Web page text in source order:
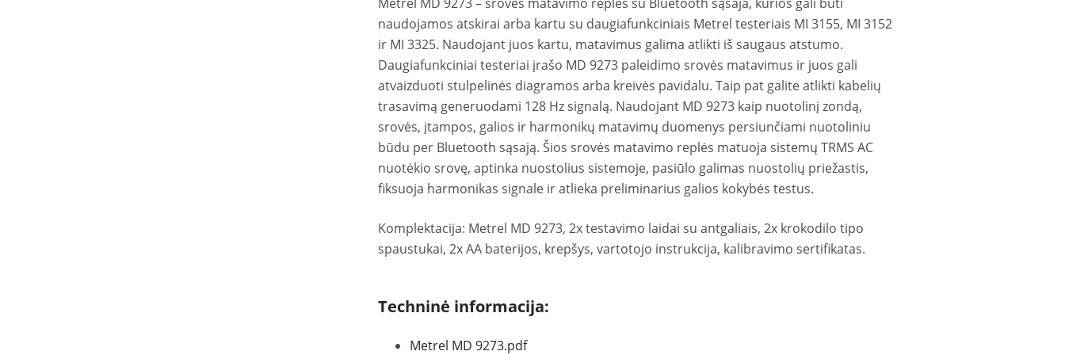
naudojamos atskirai arba kartu su daugiafunkciniais Metrel testeriais MI 3155, MI 3152
ir MI 3325. Naudojant juos kartu, matavimus galima atlikti iš saugaus atstumo.
Daugiafunkciniai testeriai įrašo MD 9273 paleidimo srovės matavimus ir juos gali
atvaizduoti stulpelinės diagramos arba kreivės pavidalu. Taip pat galite atlikti kabelių
trasavimą generuodami 128 Hz signalą. Naudojant MD 9273 kaip nuotolinį zondą,
srovės, įtampos, galios ir harmonikų matavimų duomenys persiunčiami nuotoliniu
būdu per Bluetooth sąsają. Šios srovės matavimo replės matuoja sistemų TRMS AC
nuotėkio srovę, aptinka nuostolius sistemoje, pasiūlo galimas nuostolių priežastis,
fiksuoja harmonikas signale ir atlieka preliminarius galios kokybės testus.
Komplektacija: Metrel MD 9273, 2x testavimo laidai su antgaliais, 2x krokodilo tipo
spaustukai, 2x AA baterijos, krepšys, vartotojo instrukcija, kalibravimo sertifikatas.
Techninė informacija:
Metrel MD 9273.pdf